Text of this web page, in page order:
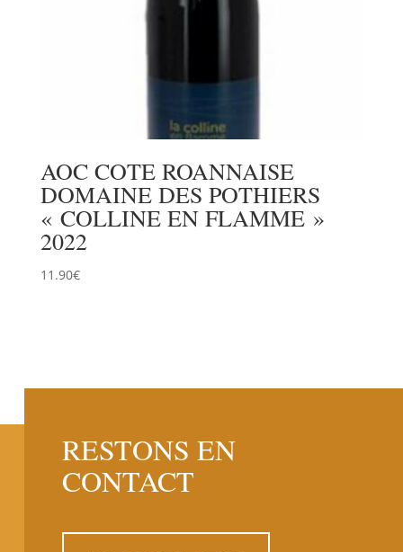
AOC COTE ROANNAISE
DOMAINE DES POTHIERS
« COLLINE EN FLAMME »
2022
11.90€
RESTONS EN
CONTACT